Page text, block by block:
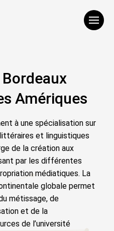
Amériques
à une spécialisation sur
et linguistiques
de la création aux
par les différentes
médiatiques. La
globale permet
métissage, de
et de la
de l’université